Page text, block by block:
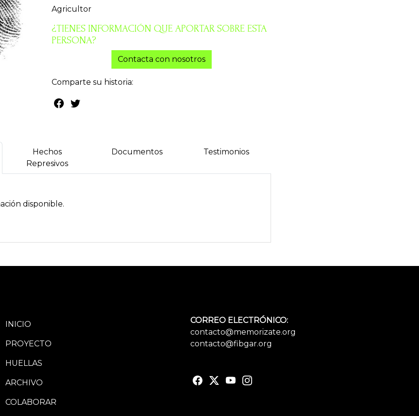
Agricultor
¿TIENES INFORMACIÓN QUE APORTAR SOBRE ESTA
PERSONA?
Contacta con nosotros
Comparte su historia:
Hechos
Represivos
Documentos Testimonios
disponible.
INICIO
PROYECTO
HUELLAS
ARCHIVO
COLABORAR
CORREO ELECTRÓNICO:
contacto@memorizate.org
contacto@fibgar.org